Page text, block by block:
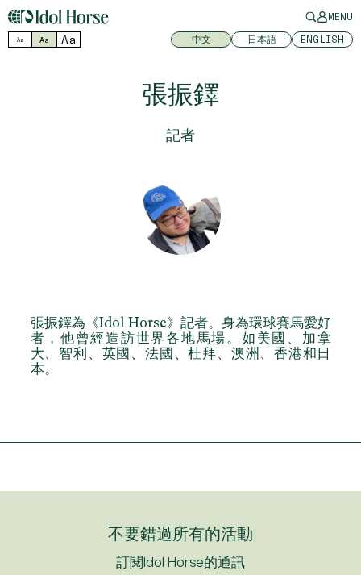
MENU
Aa Aa Aa 中文 日本語 ENGLISH
張振鐸
記者
張振鐸為《Idol Horse》記者。身為環球賽馬愛好
者，他曾經造訪世界各地馬場。如美國、加拿
大、智利、英國、法國、杜拜、澳洲、香港和日
本。
不要錯過所有的活動
訂閱Idol Horse的通訊